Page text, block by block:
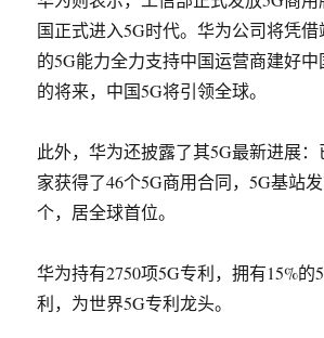
国正式进入5G时代。华为公司将凭
的5G能力全力支持中国运营商建好中
的将来，中国5G将引领全球。
此外，华为还披露了其5G最新进展
家获得了46个5G商用合同，5G基站
个，居全球首位。
华为持有2750项5G专利，拥有15%的
利，为世界5G专利龙头。